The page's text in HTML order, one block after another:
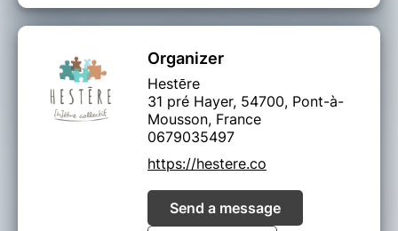
Organizer
Hestēre
31 pré Hayer, 54700, Pont-à-
Mousson, France
0679035497
https://hestere.co
Send a message